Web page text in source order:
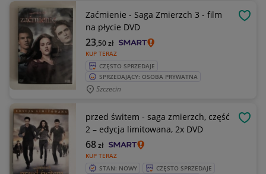
Zaćmienie - Saga Zmierzch 3 - film
na płycie DVD
KUP TERAZ
23,50zł
CZĘSTO SPRZEDAJE
SPRZEDAJĄCY: OSOBA PRYWATNA
Szczecin
przed świtem - saga zmierzch, część
2 – edycja limitowana, 2x DVD
KUP TERAZ
68zł
STAN: NOWY
CZĘSTO SPRZEDAJE